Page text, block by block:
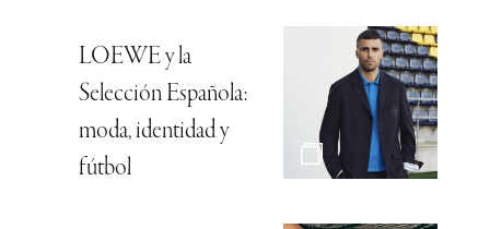
LOEWE y la
Selección Española:
moda, identidad y
fútbol